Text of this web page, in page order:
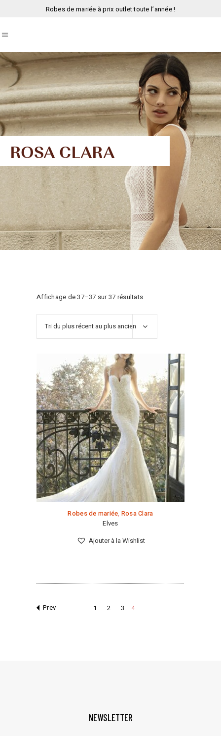
Robes de mariée à prix outlet toute l’année !
ROSA CLARA
Affichage de 37–37 sur 37 résultatsTrié
au
plus
ancien
Tri du plus récent au plus ancien
Robes de mariée, Rosa Clara
Elves
Ajouter à la Wishlist
1 2 3 4
NEWSLETTER